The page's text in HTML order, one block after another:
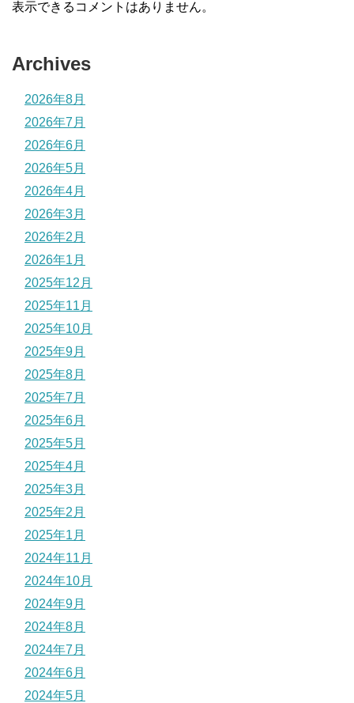
表示できるコメントはありません。
Archives
2026年8月
2026年7月
2026年6月
2026年5月
2026年4月
2026年3月
2026年2月
2026年1月
2025年12月
2025年11月
2025年10月
2025年9月
2025年8月
2025年7月
2025年6月
2025年5月
2025年4月
2025年3月
2025年2月
2025年1月
2024年11月
2024年10月
2024年9月
2024年8月
2024年7月
2024年6月
2024年5月